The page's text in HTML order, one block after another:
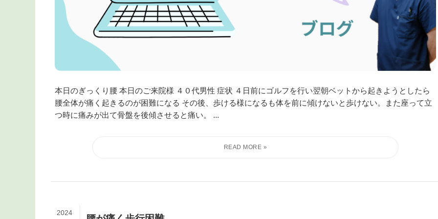
本日のぎっくり腰 本日のご来院様 ４０代男性 症状 ４日前にゴルフを行い翌朝ベットから起きようとしたら
腰全体が痛く起きるのが困難になる その後、歩ける様になるも体を前に傾けないと歩けない。また座って立
つ時に痛みが出て骨盤を後傾させると痛い。 ...
2024